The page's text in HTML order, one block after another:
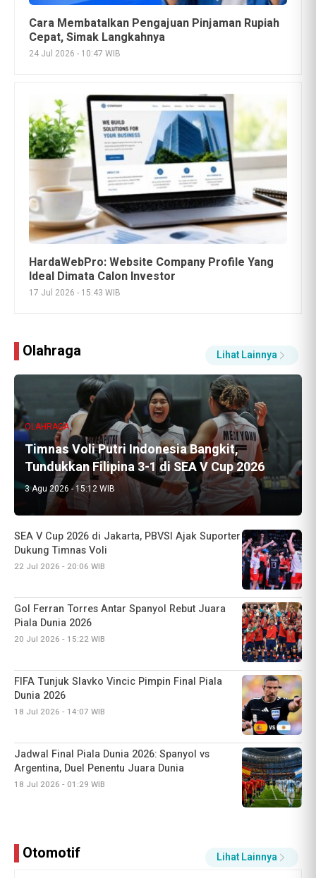
HardaWebPro: Website Company Profile Yang
Ideal Dimata Calon Investor
17 Jul 2026 - 15:43 WIB
Triv Group dan Gabriel Rey Raih Lima
Penghargaan, Perkuat Posisi di Industri Kripto
Indonesia
5 Agu 2026 - 15:35 WIB
Olahraga Lihat Lainnya
OLAHRAGA
Timnas Voli Putri Indonesia Bangkit,
Tundukkan Filipina 3-1 di SEA V Cup 2026
3 Agu 2026 - 15:12 WIB
Gol Ferran Torres Antar Spanyol Rebut Juara
Piala Dunia 2026
20 Jul 2026 - 15:22 WIB
FIFA Tunjuk Slavko Vincic Pimpin Final Piala
Dunia 2026
18 Jul 2026 - 14:07 WIB
Jadwal Final Piala Dunia 2026: Spanyol vs
Argentina, Duel Penentu Juara Dunia
18 Jul 2026 - 01:29 WIB
Bulutangkis Kapolri Cup 2026 Resmi Digelar,
Libatkan Atlet Difabel
24 Jul 2026 - 20:04 WIB
Otomotif Lihat Lainnya